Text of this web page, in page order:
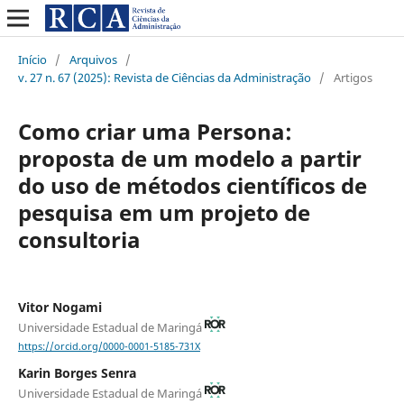
Início / Arquivos /
v. 27 n. 67 (2025): Revista de Ciências da Administração / Artigos
Como criar uma Persona:
proposta de um modelo a partir
do uso de métodos científicos de
pesquisa em um projeto de
consultoria
Vitor Nogami
Universidade Estadual de Maringá
https://orcid.org/0000-0001-5185-731X
Karin Borges Senra
Universidade Estadual de Maringá